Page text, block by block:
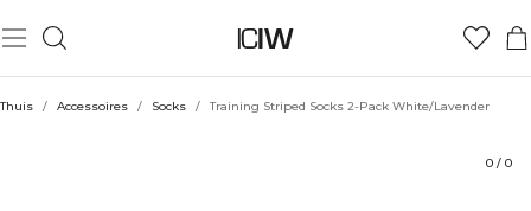
Thuis / Accessoires / Socks / Training Striped Socks 2-Pack White/Lavender
0 / 0